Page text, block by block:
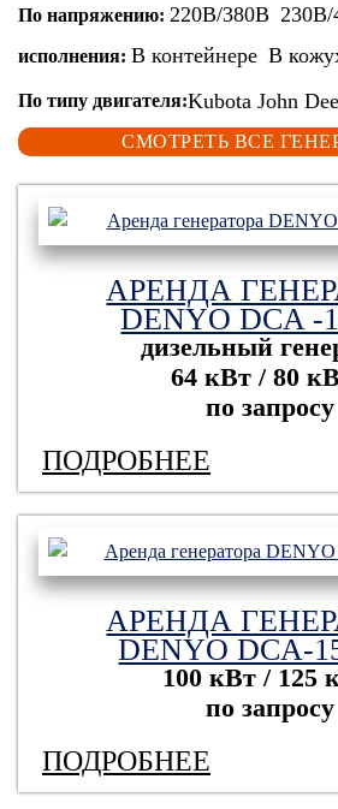
По напряжению: 220В/380В
исполнения: В контейнере В
По типу двигателя:Kubota John
СМОТРЕТЬ ВСЕ
АРЕНДА
DENYO DCA -
дизельный
64 кВт / 80
по запросу
ПОДРОБНЕЕ
АРЕНДА
DENYO DCA-
100 кВт / 125
по запросу
ПОДРОБНЕЕ